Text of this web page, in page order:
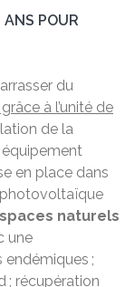
POUR
du
à l’unité de
de la
en place dans
photovoltaïque
naturels
une
;
; récupération